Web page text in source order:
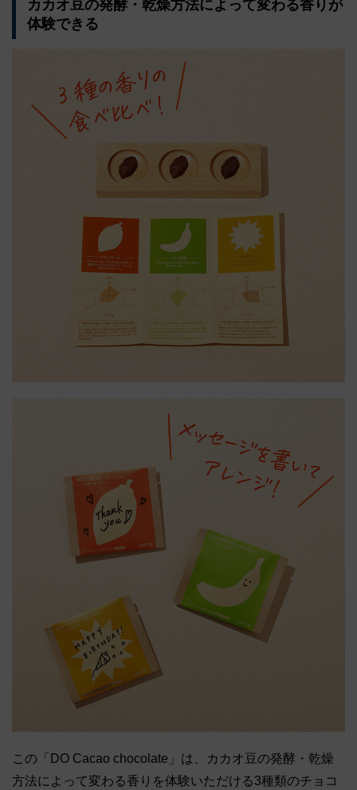
カカオ豆の発酵・乾燥方法によって変わる香りが
体験できる
この「DO Cacao chocolate」は、カカオ豆の発酵・乾燥
方法によって変わる香りを体験いただける3種類のチョコ